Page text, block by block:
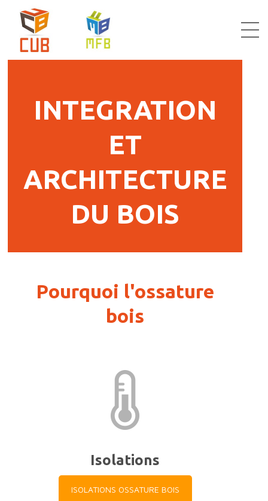
INTEGRATION
ET
ARCHITECTURE
DU BOIS
Pourquoi l'ossature
bois
Isolations
ISOLATIONS OSSATURE BOIS